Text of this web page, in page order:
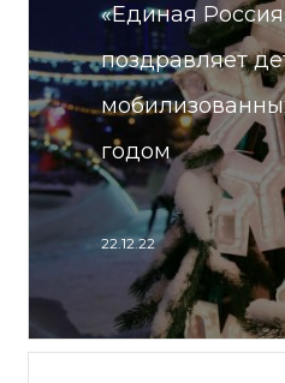
«Единая
поздравляет
годом
22.12.22